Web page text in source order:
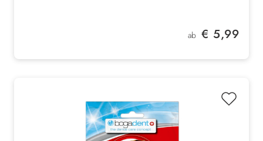
In zwei Größen erhältlich – optimal für kleine
Regulärer Preis:
ab € 5,99